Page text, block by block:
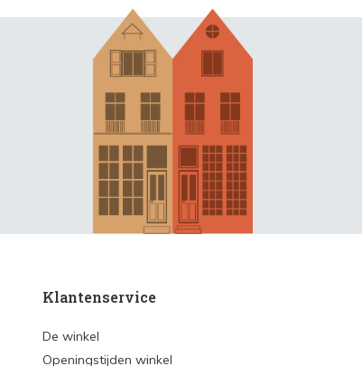
Klantenservice
De winkel
Openingstijden winkel